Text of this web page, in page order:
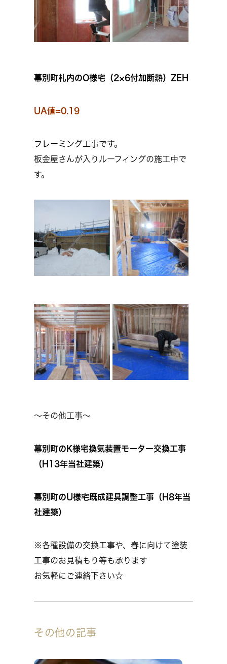
幕別町札内のO様宅（2×6付加断熱）ZEH
UA値=0.19
フレーミング工事です。
板金屋さんが入りルーフィングの施工中で
す。
～その他工事～
幕別町のK様宅換気装置モーター交換工事
（H13年当社建築）
幕別町のU様宅既成建具調整工事（H8年当
社建築）
※各種設備の交換工事や、春に向けて塗装
工事のお見積もり等も承ります
お気軽にご連絡下さい☆
その他の記事